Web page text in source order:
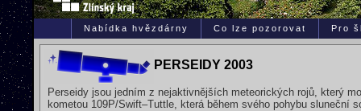
Nabídka hvězdárny Co lze pozorovat Pro
PERSEIDY 2003
Perseidy jsou jedním z nejaktivnějších meteorických rojů, který
kometou 109P/Swift–Tuttle, která během svého pohybu sluneční